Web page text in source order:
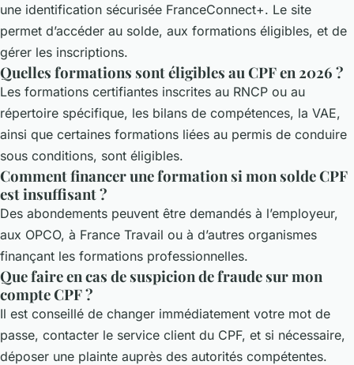
une identification sécurisée FranceConnect+. Le site
permet d’accéder au solde, aux formations éligibles, et de
gérer les inscriptions.
Quelles formations sont éligibles au CPF en 2026 ?
Les formations certifiantes inscrites au RNCP ou au
répertoire spécifique, les bilans de compétences, la VAE,
ainsi que certaines formations liées au permis de conduire
sous conditions, sont éligibles.
Comment financer une formation si mon solde CPF
est insuffisant ?
Des abondements peuvent être demandés à l’employeur,
aux OPCO, à France Travail ou à d’autres organismes
finançant les formations professionnelles.
Que faire en cas de suspicion de fraude sur mon
compte CPF ?
Il est conseillé de changer immédiatement votre mot de
passe, contacter le service client du CPF, et si nécessaire,
déposer une plainte auprès des autorités compétentes.